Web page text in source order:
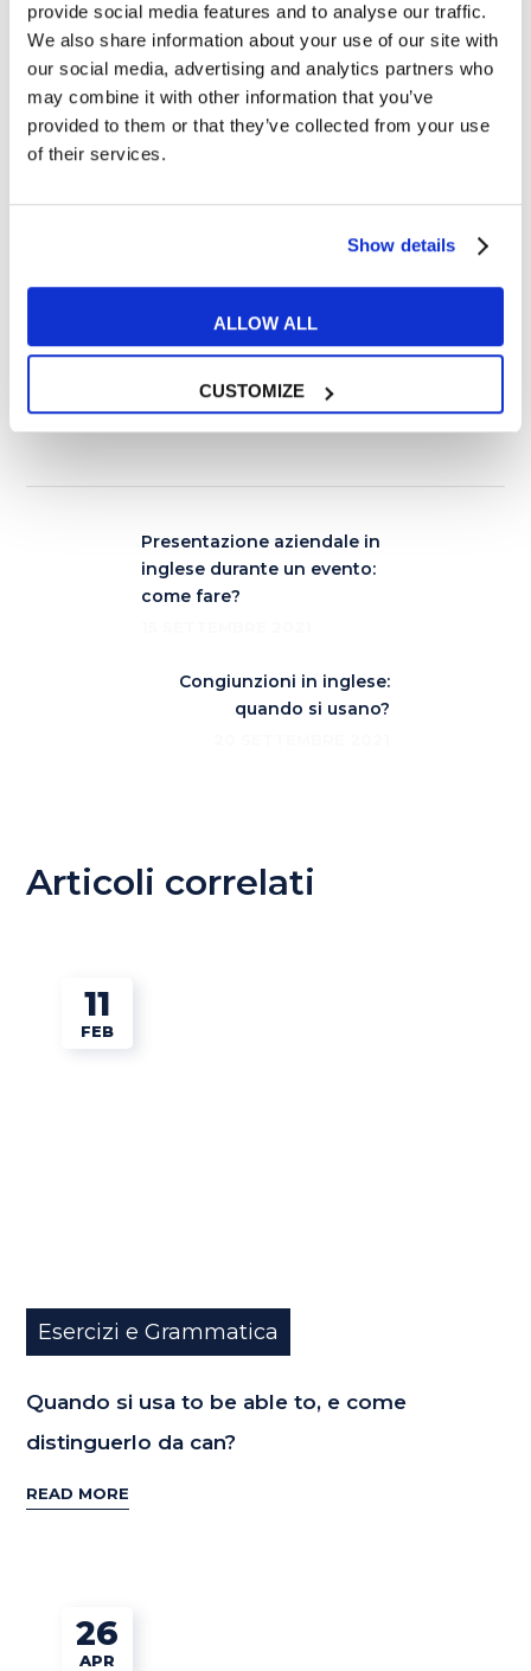
provide social media features and to analyse our traffic.
We also share information about your use of our site with
our social media, advertising and analytics partners who
may combine it with other information that you’ve
provided to them or that they’ve collected from your use
of their services.
Show details
ALLOW ALL
CUSTOMIZE
I was going to ____ but something
interrupted me.
I remember my mother telling me I ____
I never believed that eventually ____
My best friend predicted that ____
Alexandra P. –Teacher
Presentazione aziendale in
inglese durante un evento:
come fare?
Congiunzioni in inglese:
quando si usano?
Articoli correlati
11
FEB
Esercizi e Grammatica
Quando si usa to be able to, e come
distinguerlo da can?
READ MORE
26
APR